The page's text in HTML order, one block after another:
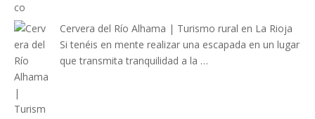
Cervera del Río Alhama | Turismo rural en La Rioja
Si tenéis en mente realizar una escapada en un lugar
que transmita tranquilidad a la …